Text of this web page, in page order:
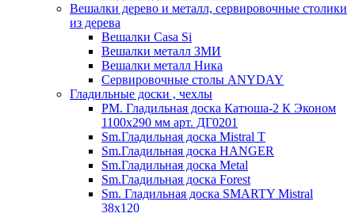
Вешалки дерево и металл, сервировочные столики
из дерева
Вешалки Casa Si
Вешалки металл ЗМИ
Вешалки металл Ника
Сервировочные столы ANYDAY
Гладильные доски , чехлы
PM. Гладильная доска Катюша-2 К Эконом
1100х290 мм арт. ДГ0201
Sm.Гладильная доска Mistral T
Sm.Гладильная доска HANGER
Sm.Гладильная доска Metal
Sm.Гладильная доска Forest
Sm. Гладильная доска SMARTY Mistral
38x120